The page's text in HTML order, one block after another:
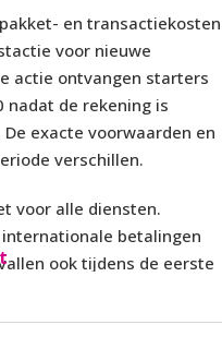
en transactiekosten
voor nieuwe
actie ontvangen starters
nadat de rekening is
exacte voorwaarden en
verschillen.
voor alle diensten.
betalingen
ook tijdens de eerste